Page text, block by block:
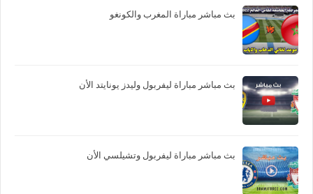
بث مباشر مباراة المغرب والكونغو
بث مباشر مباراة ليفربول وليدز يونايتد الأن
بث مباشر مباراة ليفربول وتشيلسي الأن